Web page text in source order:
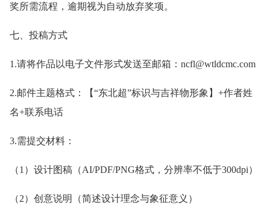
奖所需流程，逾期视为自动放弃奖项。
七、投稿方式
1.请将作品以电子文件形式发送至邮箱：ncfl@wtldcmc.com
2.邮件主题格式：【“东北超”标识与吉祥物形象】+作者姓
名+联系电话
3.需提交材料：
（1）设计图稿（AI/PDF/PNG格式，分辨率不低于300dpi）
（2）创意说明（简述设计理念与象征意义）